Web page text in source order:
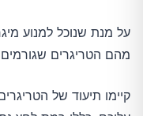
על מנת שנוכל למנוע
מהם הטריגרים שגורמים
קיימו תיעוד של